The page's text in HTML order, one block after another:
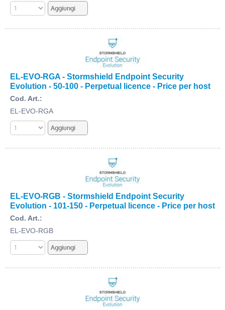
EL-EVO-RGA - Stormshield Endpoint Security
Evolution - 50-100 - Perpetual licence - Price per host
Cod. Art.:
EL-EVO-RGA
EL-EVO-RGB - Stormshield Endpoint Security
Evolution - 101-150 - Perpetual licence - Price per host
Cod. Art.:
EL-EVO-RGB